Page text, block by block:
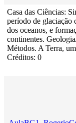
Casa das Ciências:
período de glaciação
dos oceanos, e
continentes.
Métodos. A Terra,
Créditos: 0